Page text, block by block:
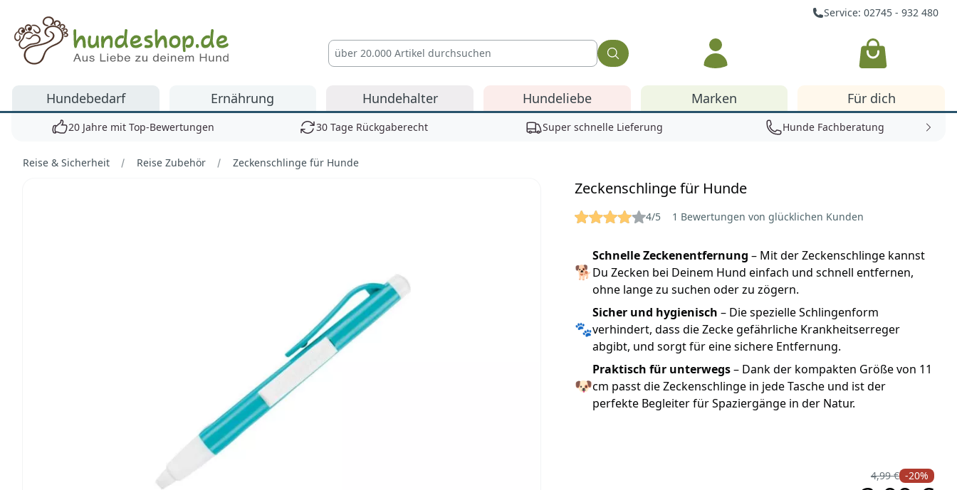
Service: 02745 - 932 480
Hundeshop.de
Warenkorb
Hundebedarf Ernährung Hundehalter Hundeliebe Marken Für dich
20 Jahre mit Top-Bewertungen 30 Tage Rückgaberecht Super schnelle Lieferung Hunde Fachberatung
Reise & Sicherheit Reise Zubehör Zeckenschlinge für Hunde
Zeckenschlinge für Hunde
Reviews 4/5 1 Bewertungen von glücklichen Kunden
🐕
Schnelle Zeckenentfernung – Mit der Zeckenschlinge kannst
Du Zecken bei Deinem Hund einfach und schnell entfernen,
ohne lange zu suchen oder zu zögern.
🐾
Sicher und hygienisch – Die spezielle Schlingenform
verhindert, dass die Zecke gefährliche Krankheitserreger
abgibt, und sorgt für eine sichere Entfernung.
🐶
Praktisch für unterwegs– Dank der kompakten Größe von 11
cm passt die Zeckenschlinge in jede Tasche und ist der
perfekte Begleiter für Spaziergänge in der Natur.
4,99 € -20%